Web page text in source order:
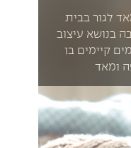
לגור בבית
בנושא עיצוב
קיימים בו
ומאד